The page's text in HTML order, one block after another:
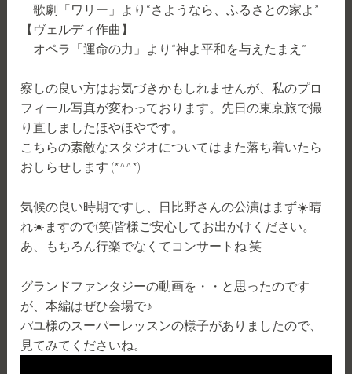
歌劇「ワリー」より“さようなら、ふるさとの家よ”
【ヴェルディ作曲】
オペラ「運命の力」より“神よ平和を与えたまえ”
察しの良い方はお気づきかもしれませんが、私のプロ
フィール写真が変わっております。先日の東京旅で撮
り直しましたほやほやです。
こちらの素敵なスタジオについてはまた落ち着いたら
おしらせします (*^^*)
気候の良い時期ですし、日比野さんの公演はまず☀️晴
れ☀️ますので(笑)皆様ご安心してお出かけください。
あ、もちろん行楽でなくてコンサートね 笑
グランドファンタジーの動画を・・と思ったのです
が、本編はぜひ会場で♪
パユ様のスーパーレッスンの様子がありましたので、
見てみてくださいね。